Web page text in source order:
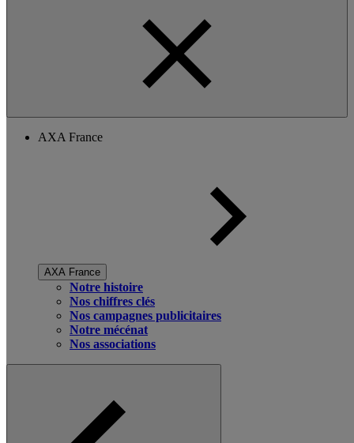
AXA France
AXA France
Notre histoire
Nos chiffres clés
Nos campagnes publicitaires
Notre mécénat
Nos associations